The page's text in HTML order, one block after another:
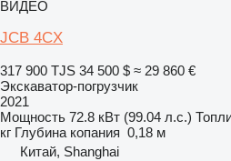
ВИДЕО
JCB 4CX
317 900 TJS 34 500 $ ≈ 29 860 €
Экскаватор-погрузчик
2021
Мощность 72.8 кВт (99.04 л.с.)
кг Глубина копания 0,18 м
Китай, Shanghai